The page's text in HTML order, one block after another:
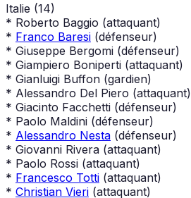
Italie (14)
* Roberto Baggio (attaquant)
* Franco Baresi (défenseur)
* Giuseppe Bergomi (défenseur)
* Giampiero Boniperti (attaquant)
* Gianluigi Buffon (gardien)
* Alessandro Del Piero (attaquant)
* Giacinto Facchetti (défenseur)
* Paolo Maldini (défenseur)
* Alessandro Nesta (défenseur)
* Giovanni Rivera (attaquant)
* Paolo Rossi (attaquant)
* Francesco Totti (attaquant)
* Christian Vieri (attaquant)